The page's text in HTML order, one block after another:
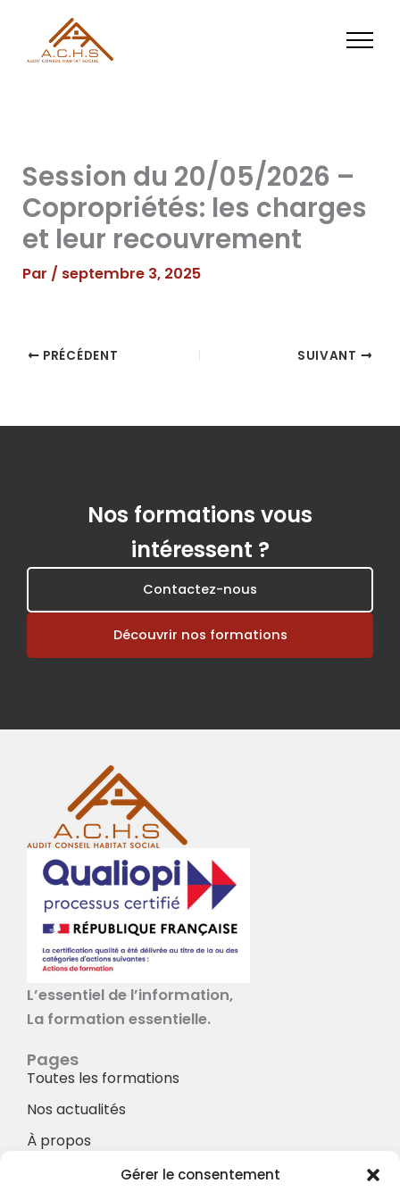
Gérer le consentement
contenu
Session du 20/05/2026 –
Copropriétés: les charges
et leur recouvrement
Par /septembre 3, 2025
PRÉCÉDENT SUIVANT
Nos formations vous
intéressent ?
Contactez-nous
Découvrir nos formations
L’essentiel de l’information,
La formation essentielle.
Pages
Toutes les formations
Nos actualités
À propos